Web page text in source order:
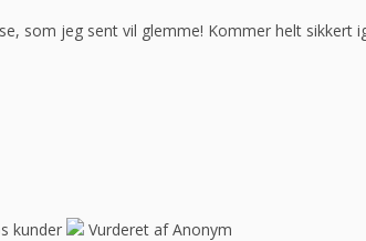
som jeg sent vil glemme! Kommer helt sikkert
kunder
Vurderet af Anonym